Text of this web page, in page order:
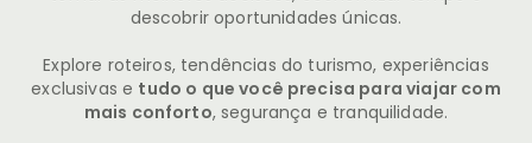
descobrir oportunidades únicas.
Explore roteiros, tendências do turismo, experiências
exclusivas e tudo o que você precisa para viajar com
mais conforto, segurança e tranquilidade.